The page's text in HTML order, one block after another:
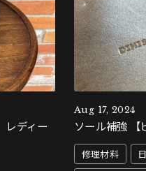
ディー
Aug 17, 2024
ソール補強 【
修理材料